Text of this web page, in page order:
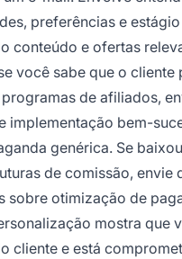
preferências e
conteúdo e ofertas
você sabe que o cliente
de afiliados,
implementação bem-
genérica. Se
de comissão, envie
sobre otimização de
mostra que
cliente e está